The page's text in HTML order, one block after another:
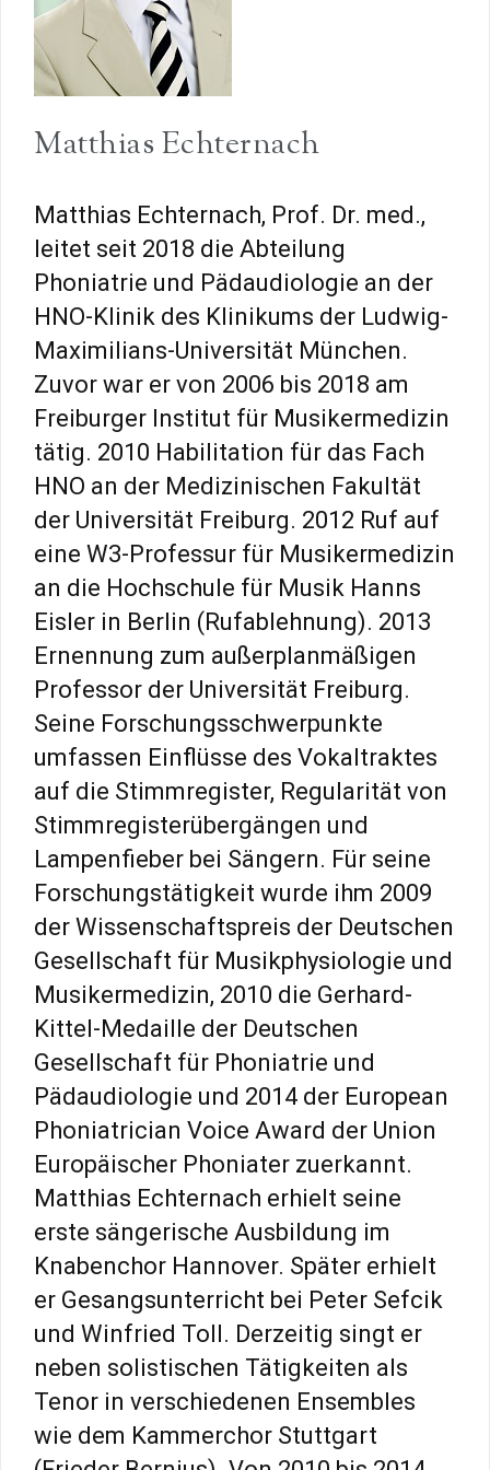
Matthias Echternach
Matthias Echternach, Prof. Dr. med.,
leitet seit 2018 die Abteilung
Phoniatrie und Pädaudiologie an der
HNO-Klinik des Klinikums der Ludwig-
Maximilians-Universität München.
Zuvor war er von 2006 bis 2018 am
Freiburger Institut für Musikermedizin
tätig. 2010 Habilitation für das Fach
HNO an der Medizinischen Fakultät
der Universität Freiburg. 2012 Ruf auf
eine W3-Professur für Musikermedizin
an die Hochschule für Musik Hanns
Eisler in Berlin (Rufablehnung). 2013
Ernennung zum außerplanmäßigen
Professor der Universität Freiburg.
Seine Forschungsschwerpunkte
umfassen Einflüsse des Vokaltraktes
auf die Stimmregister, Regularität von
Stimmregisterübergängen und
Lampenfieber bei Sängern. Für seine
Forschungstätigkeit wurde ihm 2009
der Wissenschaftspreis der Deutschen
Gesellschaft für Musikphysiologie und
Musikermedizin, 2010 die Gerhard-
Kittel-Medaille der Deutschen
Gesellschaft für Phoniatrie und
Pädaudiologie und 2014 der European
Phoniatrician Voice Award der Union
Europäischer Phoniater zuerkannt.
Matthias Echternach erhielt seine
erste sängerische Ausbildung im
Knabenchor Hannover. Später erhielt
er Gesangsunterricht bei Peter Sefcik
und Winfried Toll. Derzeitig singt er
neben solistischen Tätigkeiten als
Tenor in verschiedenen Ensembles
wie dem Kammerchor Stuttgart